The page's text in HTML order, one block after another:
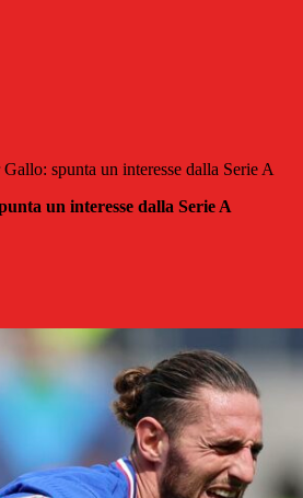
spunta un interesse dalla Serie A
un interesse dalla Serie A